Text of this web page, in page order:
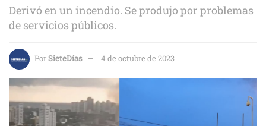
Derivó en un incendio. Se produjo por problemas
de servicios públicos.
PorSieteDías 4 de octubre de 2023